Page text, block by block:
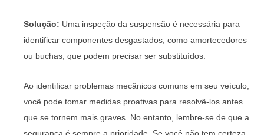
Solução: Uma inspeção da suspensão é necessária para
identificar componentes desgastados, como amortecedores
ou buchas, que podem precisar ser substituídos.
Ao identificar problemas mecânicos comuns em seu veículo,
você pode tomar medidas proativas para resolvê-los antes
que se tornem mais graves. No entanto, lembre-se de que a